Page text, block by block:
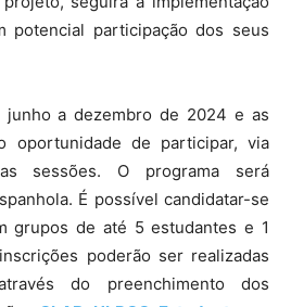
potencial participação dos seus
junho a dezembro de 2024 e as
oportunidade de participar, via
sessões. O programa será
É possível candidatar-se
grupos de até 5 estudantes e 1
poderão ser realizadas
do preenchimento dos